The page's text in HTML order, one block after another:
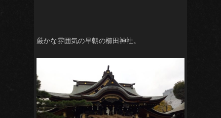
厳かな雰囲気の早朝の櫛田神社。